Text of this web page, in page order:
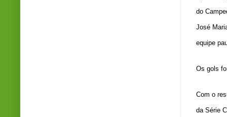
do
José
equipe
Os gols
Com o
da Série